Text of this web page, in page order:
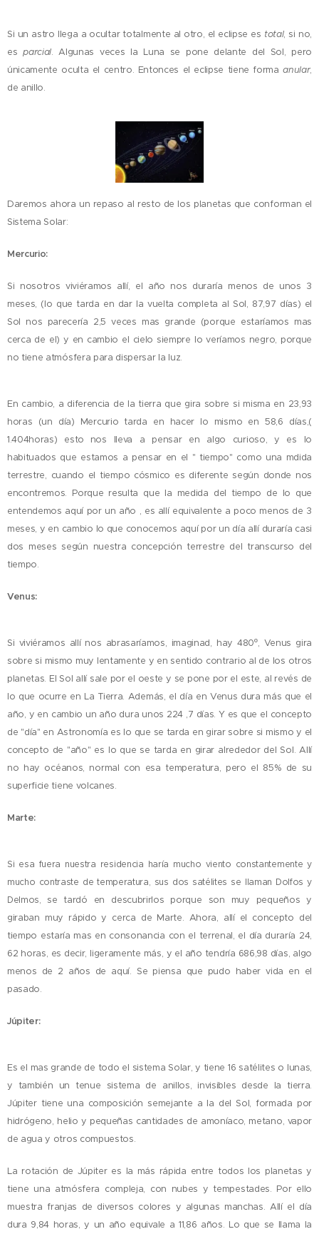
Si un astro llega a ocultar totalmente al otro, el eclipse es total, si no,
esparcial. Algunas veces la Luna se pone delante del Sol, pero
únicamente oculta el centro. Entonces el eclipse tiene formaanular,
de anillo.
Daremos ahora un repaso al resto de los planetas que conforman el
Sistema Solar:
Mercurio:
Si nosotros viviéramos allí, el año nos duraría menos de unos 3
meses, (lo que tarda en dar la vuelta completa al Sol, 87,97 días) el
Sol nos parecería 2,5 veces mas grande (porque estaríamos mas
cerca de el) y en cambio el cielo siempre lo veríamos negro, porque
no tiene atmósfera para dispersar la luz.
En cambio, a diferencia de la tierra que gira sobre si misma en 23,93
horas (un día) Mercurio tarda en hacer lo mismo en 58,6 días,(
1.404horas) esto
nos lleva a pensar en algo curioso, y es lo
habituados que estamos a pensar en el " tiempo" como una mdida
terrestre, cuando el tiempo cósmico es diferente según donde nos
encontremos. Porque resulta que la medida del tiempo de lo que
entendemos aquí por un año , es allí equivalente a poco menos de 3
meses, y en cambio lo que conocemos aquí por un día allí duraría casi
dos meses según nuestra concepción terrestre del transcurso del
tiempo.
Venus:
Si viviéramos allí nos abrasaríamos, imaginad, hay 480º, Venus gira
sobre si mismo muy lentamente y en sentido contrario al de los otros
planetas. El Sol allí sale por el oeste y se pone por el este, al revés de
lo que ocurre en La Tierra. Además, el día en Venus dura más que el
año, y en cambio un año dura unos 224 ,7 días. Y es que el concepto
de "día" en Astronomía es lo que se tarda en girar sobre si mismo y el
concepto de "año" es lo que se tarda en girar alrededor del Sol. Allí
no hay océanos, normal con esa temperatura, pero el 85% de su
superficie tiene volcanes.
Marte:
Si esa fuera nuestra residencia haría mucho viento constantemente y
mucho contraste de temperatura, sus dos satélites se llaman Dolfos y
Delmos,
se tardó en descubrirlos porque son muy pequeños y
giraban muy rápido y cerca de Marte. Ahora, allí el concepto del
tiempo estaría mas en consonancia con el terrenal, el día duraría 24,
62 horas, es decir, ligeramente más, y el año tendría 686,98 días, algo
menos de 2 años de aquí. Se piensa que pudo haber vida en el
pasado.
Júpiter:
Es el mas grande de todo el sistema Solar, y tiene 16 satélites o lunas,
y también un tenue sistema de anillos, invisibles desde la tierra.
Júpiter tiene una composición semejante a la del Sol, formada por
hidrógeno, helio y pequeñas cantidades de amoníaco, metano, vapor
de agua y otros compuestos.
La rotación de Júpiter es la más rápida entre todos los planetas y
tiene una atmósfera compleja, con nubes y tempestades. Por ello
muestra franjas de diversos colores y algunas manchas. Allí el día
dura 9,84 horas, y un año equivale a 11,86 años. Lo que se llama la